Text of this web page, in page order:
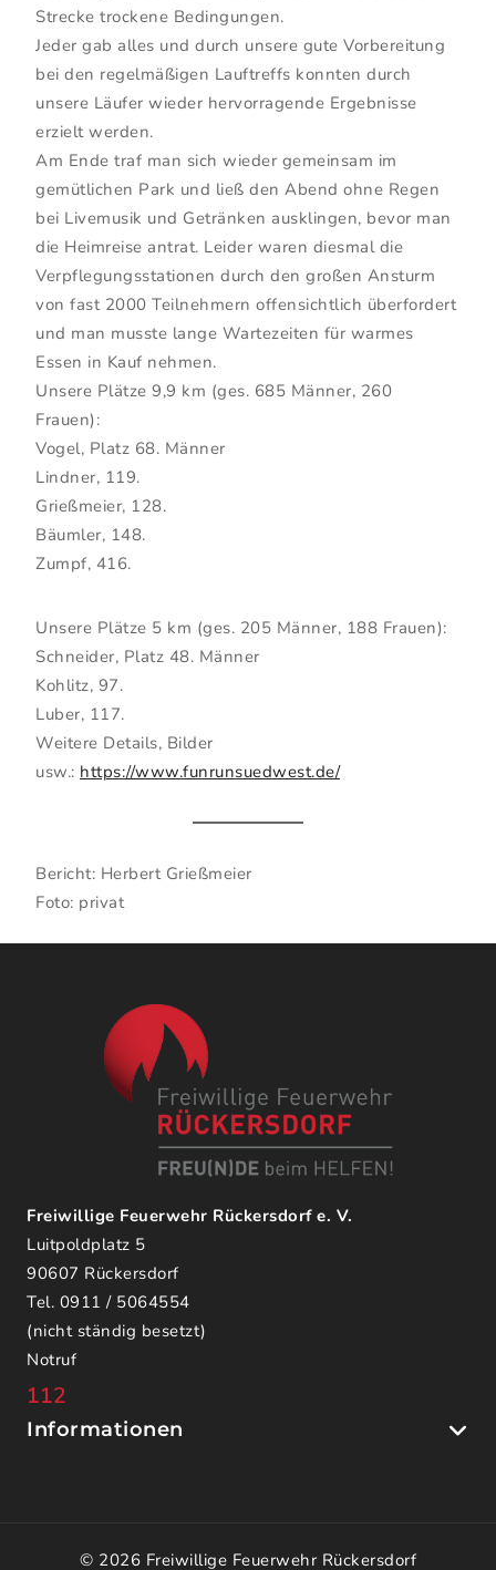
Strecke trockene Bedingungen.
Jeder gab alles und durch unsere gute Vorbereitung
bei den regelmäßigen Lauftreffs konnten durch
unsere Läufer wieder hervorragende Ergebnisse
erzielt werden.
Am Ende traf man sich wieder gemeinsam im
gemütlichen Park und ließ den Abend ohne Regen
bei Livemusik und Getränken ausklingen, bevor man
die Heimreise antrat. Leider waren diesmal die
Verpflegungsstationen durch den großen Ansturm
von fast 2000 Teilnehmern offensichtlich überfordert
und man musste lange Wartezeiten für warmes
Essen in Kauf nehmen.
Unsere Plätze 9,9 km (ges. 685 Männer, 260
Frauen):
Vogel, Platz 68. Männer
Lindner, 119.
Grießmeier, 128.
Bäumler, 148.
Zumpf, 416.
Unsere Plätze 5 km (ges. 205 Männer, 188 Frauen):
Schneider, Platz 48. Männer
Kohlitz, 97.
Luber, 117.
Weitere Details, Bilder
usw.: https://www.funrunsuedwest.de/
Bericht: Herbert Grießmeier
Foto: privat
Freiwillige Feuerwehr Rückersdorf e. V.
Luitpoldplatz 5
90607 Rückersdorf
Tel. 0911 / 5064554
(nicht ständig besetzt)
Notruf
112
Informationen
© 2026 Freiwillige Feuerwehr Rückersdorf